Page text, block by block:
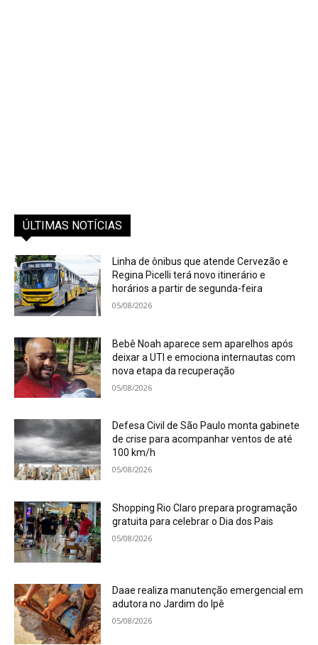
ÚLTIMAS NOTÍCIAS
Linha de ônibus que atende Cervezão e
Regina Picelli terá novo itinerário e
horários a partir de segunda-feira
05/08/2026
Bebê Noah aparece sem aparelhos após
deixar a UTI e emociona internautas com
nova etapa da recuperação
05/08/2026
Defesa Civil de São Paulo monta gabinete
de crise para acompanhar ventos de até
100 km/h
05/08/2026
Shopping Rio Claro prepara programação
gratuita para celebrar o Dia dos Pais
05/08/2026
Daae realiza manutenção emergencial em
adutora no Jardim do Ipê
05/08/2026